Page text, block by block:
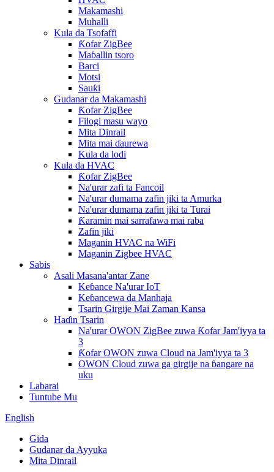
Makamashi
Muhalli
Kula da Tsofaffi
Ƙofar ZigBee
Maɓallin tsoro
Barci
Motsi
Sauƙi
Gudanar da Makamashi
Ƙofar ZigBee
Filogi masu wayo
Mita Dinrail
Mita mai ɗaurewa
Kula da lodi
Kula da HVAC
Ƙofar ZigBee
Na'urar zafi ta Fancoil
Na'urar dumama zafin jiki ta Amurka
Na'urar dumama zafin jiki ta Turai
Ƙaramin mai sarrafawa mai raba
Zafin jiki
Maganin HVAC na WiFi
Maganin Zigbee HVAC
Sabis
Asali Masana'antar Zane
Keɓance Na'urar IoT
Keɓancewa da Manhaja
Tsarin Girgije Mai Zaman Kansa
Haɗin Tsarin
Na'urar OWON ZigBee zuwa Ƙofar Jam'iyya ta
3
Ƙofar OWON zuwa Cloud na Jam'iyya ta 3
OWON Cloud zuwa ga girgije na ɓangare na
uku
Labarai
Tuntube Mu
English
Gida
Gudanar da Ayyuka
Mita Dinrail